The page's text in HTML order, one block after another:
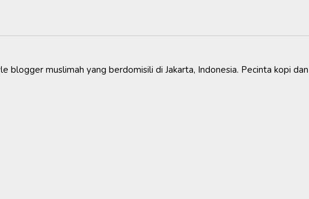
blogger muslimah yang berdomisili di Jakarta, Indonesia. Pecinta kopi dan